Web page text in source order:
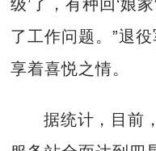
级’了，有种回‘娘
了工作问题。”退
享着喜悦之情。
据统计，目前